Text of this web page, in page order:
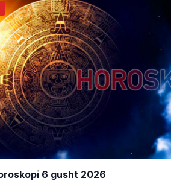
6 gusht 2026